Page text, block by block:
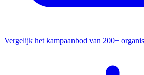
Vergelijk het kampaanbod van 200+